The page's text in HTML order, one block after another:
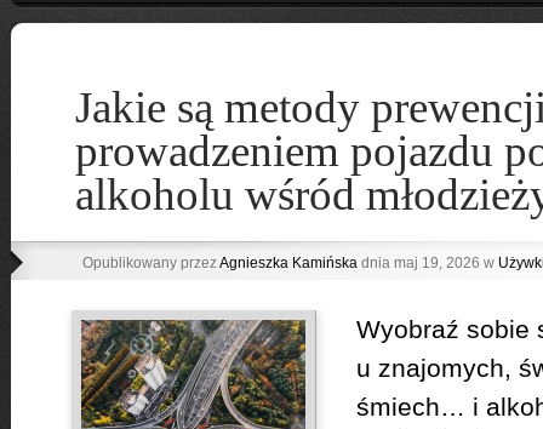
Jakie są metody
prowadzeniem pojazdu
alkoholu wśród
Opublikowany przezAgnieszka Kamińskadnia maj 19, 2026 w
Wyobraź sobie
u znajomych,
śmiech… i